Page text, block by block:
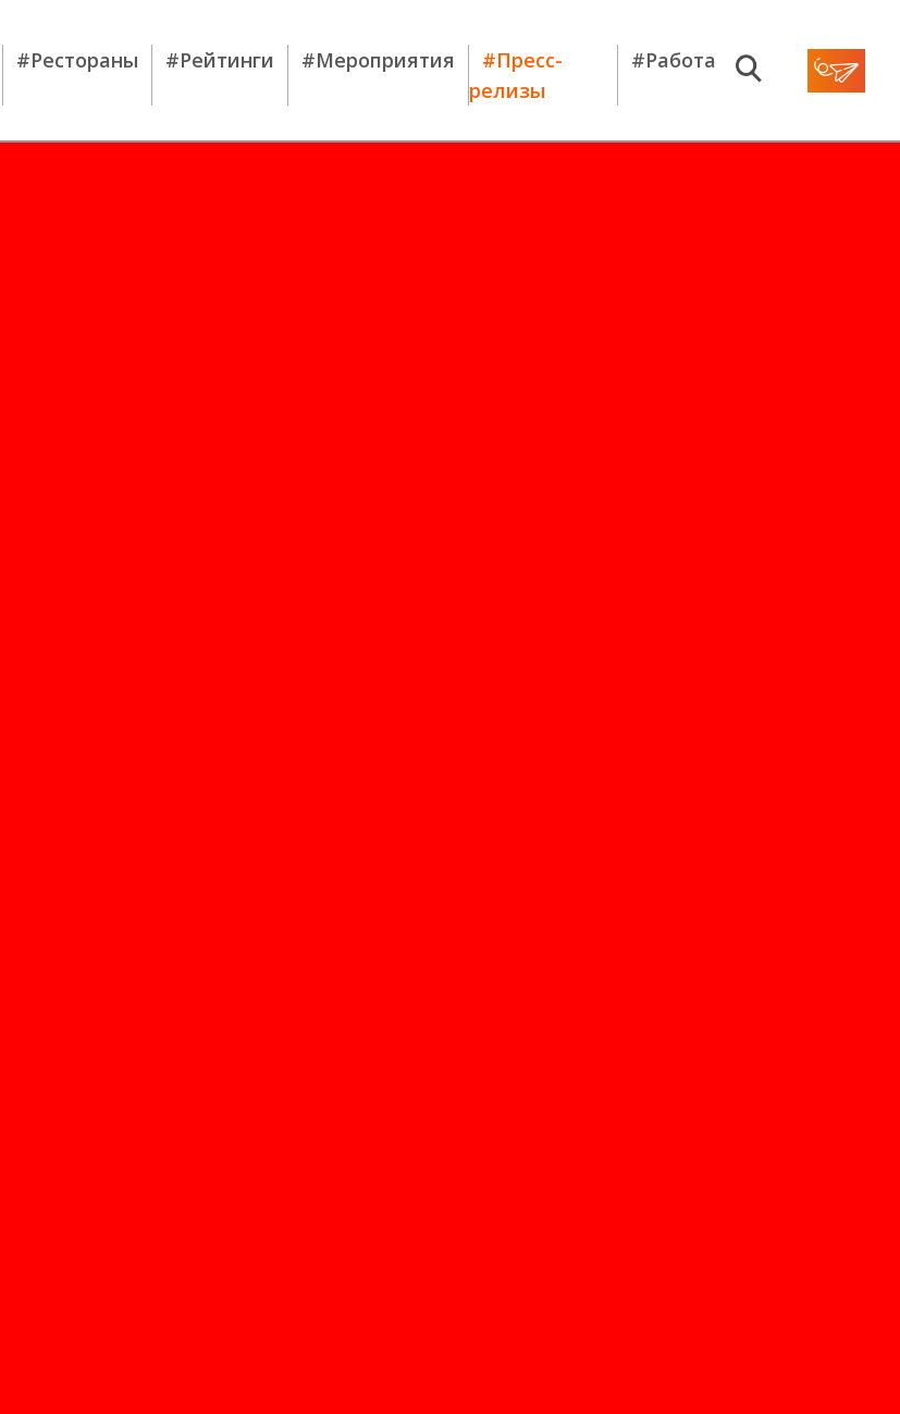
#Рестораны #Рейтинги #Мероприятия
#Пресс-
релизы
#Работа